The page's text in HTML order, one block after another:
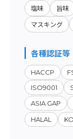
塩味 旨味
マスキング
各種認証等
HACCP
ISO9001
ASIA GAP
HALAL